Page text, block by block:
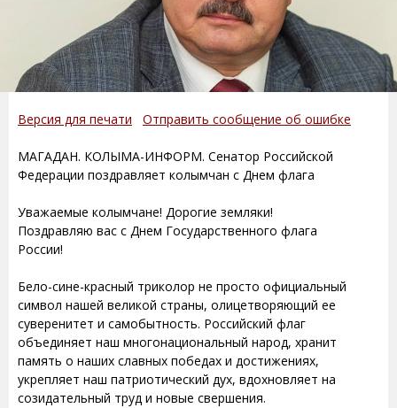
Версия для печати Отправить сообщение об ошибке
МАГАДАН. КОЛЫМА-ИНФОРМ. Сенатор Российской
Федерации поздравляет колымчан с Днем флага
Уважаемые колымчане! Дорогие земляки!
Поздравляю вас с Днем Государственного флага
России!
Бело-сине-красный триколор не просто официальный
символ нашей великой страны, олицетворяющий ее
суверенитет и самобытность. Российский флаг
объединяет наш многонациональный народ, хранит
память о наших славных победах и достижениях,
укрепляет наш патриотический дух, вдохновляет на
созидательный труд и новые свершения.